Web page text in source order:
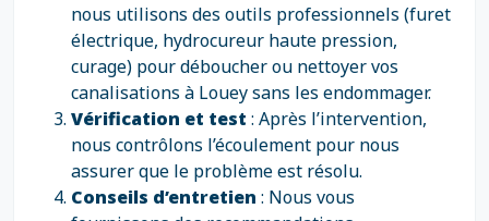
nous utilisons des outils professionnels (furet
électrique, hydrocureur haute pression,
curage) pour déboucher ou nettoyer vos
canalisations à Louey sans les endommager.
Vérification et test : Après l’intervention,
nous contrôlons l’écoulement pour nous
assurer que le problème est résolu.
Conseils d’entretien : Nous vous